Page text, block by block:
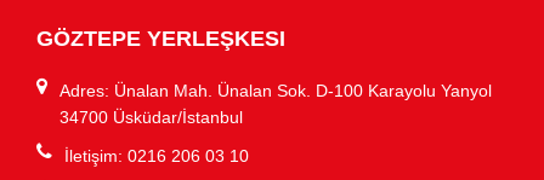
GÖZTEPE YERLEŞKESI
Adres: Ünalan Mah. Ünalan Sok. D-100 Karayolu Yanyol
34700 Üsküdar/İstanbul
İletişim: 0216 206 03 10